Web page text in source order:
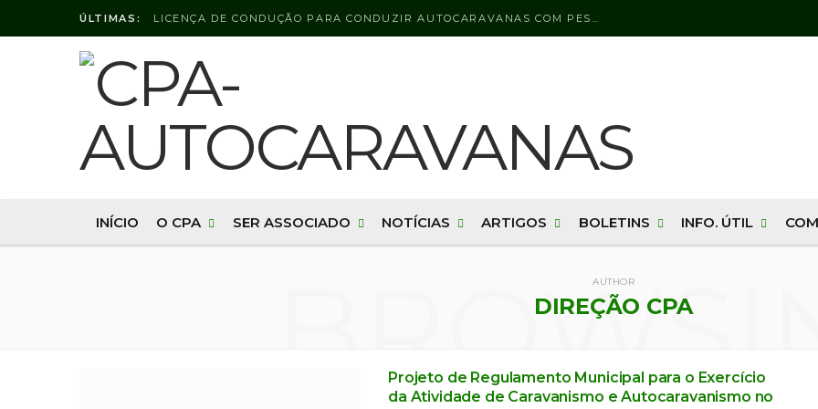
ÚLTIMAS: LICENÇA DE CONDUÇÃO PARA CONDUZIR AUTOCARAVANAS COM PESO BRUTO SUPERIOR A 3500 KG
INÍCIO O CPA SER ASSOCIADO NOTÍCIAS ARTIGOS BOLETINS INFO. ÚTIL
AUTHOR
DIREÇÃO CPA
Projeto de Regulamento Municipal para o Exercício
da Atividade de Caravanismo e Autocaravanismo no